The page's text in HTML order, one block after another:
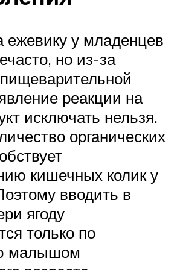
ежевику у младенцев
но из-за
реакции на
исключать нельзя.
органических
кишечных колик у
вводить в
ягоду
только по
малышом